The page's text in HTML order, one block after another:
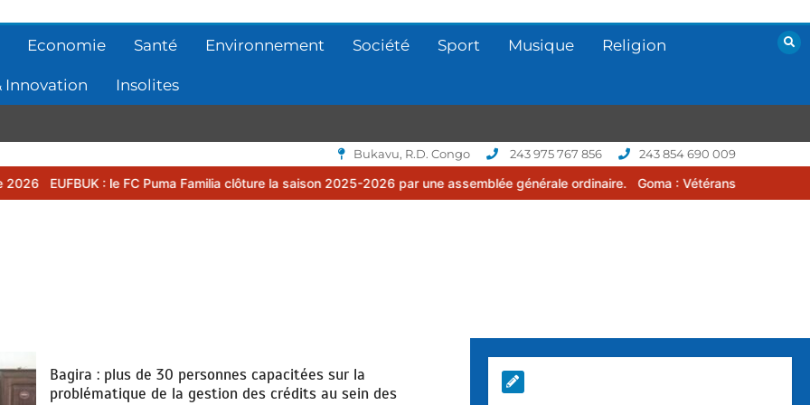
Economie Santé Environnement Société Sport Musique Religion
Innovation Insolites
Bukavu, R.D. Congo 243 975 767 856 243 854 690 009
: le FC Puma Familia clôture la saison 2025-2026 par une assemblée générale ordinaire. Goma : Vétérans Cup 2026 -2027, une
Bagira : plus de 30 personnes capacitées sur la
problématique de la gestion des crédits au sein des